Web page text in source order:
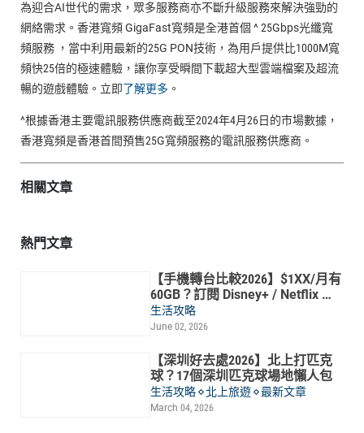
為迎合AI世代的需求，眾多服務商亦不斷升級服務來解決強勁的
網絡需求。香港寬頻 GigaFast寬頻是全港首個 ^ 25Gbps光纖寬
頻服務 ，當中利用最新的25G PON技術，為用戶提供比1000M寬
頻快25倍的極速體驗，讓你享受𣊬間下載超大型雲端檔案及超流
暢的遊戲體驗。立即了解更多 。
^根據香港主要電訊服務供應商截至2024年4月26日的市場數據，
香港寬頻是香港首間預售25G寬頻服務的電訊服務供應商。
相關文章
熱門文章
【手機轉台比較2026】$1XX/月有
60GB？訂閱 Disney+ / Netflix 慳
錢攻略
生活攻略
June 02, 2026
【深圳好去處2026】北上打匹克
球？17個深圳匹克球場地懶人包
生活攻略 北上旅遊 最新文章
March 04, 2026